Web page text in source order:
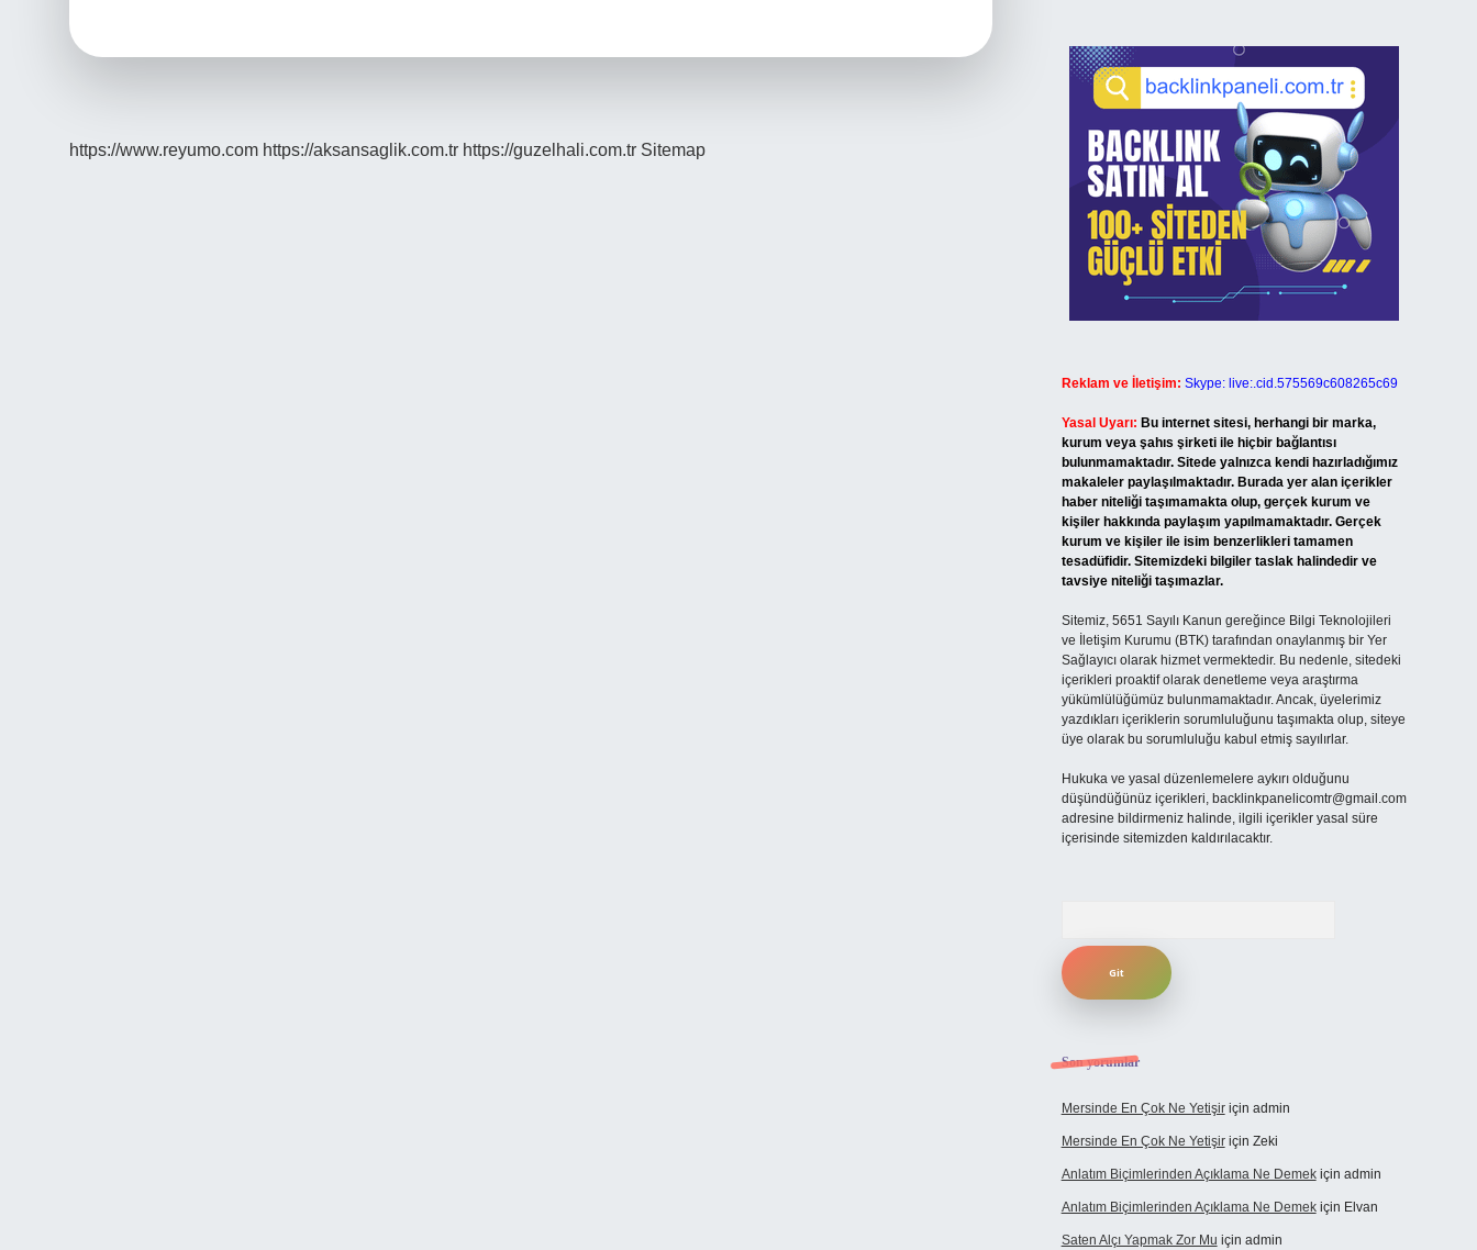
https://www.reyumo.com https://aksansaglik.com.tr https://guzelhali.com.tr Sitemap
Reklam ve İletişim: Skype: live:.cid.575569c608265c69
Yasal Uyarı: Bu internet sitesi, herhangi bir marka,
kurum veya şahıs şirketi ile hiçbir bağlantısı
bulunmamaktadır. Sitede yalnızca kendi hazırladığımız
makaleler paylaşılmaktadır. Burada yer alan içerikler
haber niteliği taşımamakta olup, gerçek kurum ve
kişiler hakkında paylaşım yapılmamaktadır. Gerçek
kurum ve kişiler ile isim benzerlikleri tamamen
tesadüfidir. Sitemizdeki bilgiler taslak halindedir ve
tavsiye niteliği taşımazlar.
Sitemiz, 5651 Sayılı Kanun gereğince Bilgi Teknolojileri
ve İletişim Kurumu (BTK) tarafından onaylanmış bir Yer
Sağlayıcı olarak hizmet vermektedir. Bu nedenle, sitedeki
içerikleri proaktif olarak denetleme veya araştırma
yükümlülüğümüz bulunmamaktadır. Ancak, üyelerimiz
yazdıkları içeriklerin sorumluluğunu taşımakta olup, siteye
üye olarak bu sorumluluğu kabul etmiş sayılırlar.
Hukuka ve yasal düzenlemelere aykırı olduğunu
düşündüğünüz içerikleri, backlinkpanelicomtr@gmail.com
adresine bildirmeniz halinde, ilgili içerikler yasal süre
içerisinde sitemizden kaldırılacaktır.
Son yorumlar
Mersinde En Çok Ne Yetişiriçin admin
Mersinde En Çok Ne Yetişiriçin Zeki
Anlatım Biçimlerinden Açıklama Ne Demekiçin admin
Anlatım Biçimlerinden Açıklama Ne Demekiçin Elvan
Saten Alçı Yapmak Zor Mu için admin